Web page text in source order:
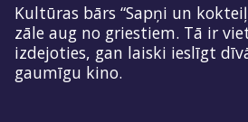
Kultūras bārs “Sapņi un
zāle aug no griestiem. Tā ir
izdejoties, gan laiski ieslīgt
gaumīgu kino.